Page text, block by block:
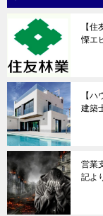
【
慄エ
【
建築
営業
記よ